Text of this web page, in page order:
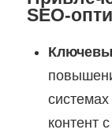
SEO-
контент